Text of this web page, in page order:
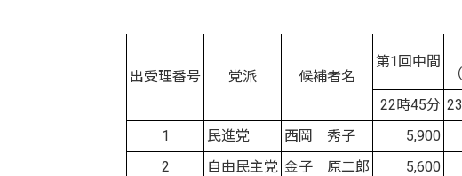
出受理番号 党派 候補者名
第1回中間
22時45分
1
民進党 西岡 秀子 5,900
2
自由民主党 金子 原二郎 5,600